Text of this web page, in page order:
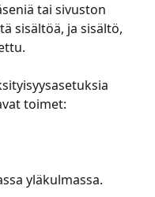
tai sivuston
sisältöä, ja sisältö,
toimet:
yläkulmassa.